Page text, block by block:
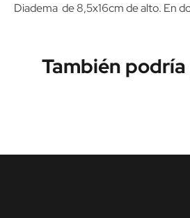
Diadema de 8,5x16cm de alto. En
También